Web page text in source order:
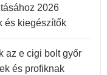
2026
és kiegészítők
az e cigi bolt győr
és profiknak